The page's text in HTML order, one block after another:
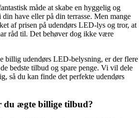
måde at skabe en hyggelig og
have eller på din terrasse. Men mange
af prisen på udendørs LED-lys og tror, at
råd til. Det behøver dog ikke være
billig udendørs LED-belysning, er der flere
bedste tilbud og spare penge. Vi vil dele
så du kan finde det perfekte udendørs
du ægte billige tilbud?